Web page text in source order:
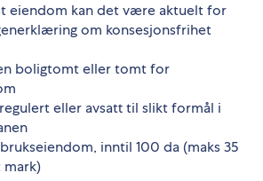
eiendom kan det være aktuelt for
om konsesjonsfrihet
boligtomt eller tomt for
eller avsatt til slikt formål i
inntil 100 da (maks 35
mark)